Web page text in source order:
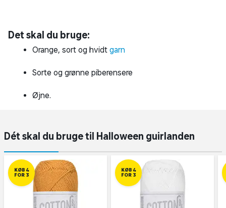
Det skal du bruge:
Orange, sort og hvidt garn
Sorte og grønne piberensere
Øjne.
Dét skal du bruge til Halloween guirlanden
KØB 4
FOR 3
KØB 4
FOR 3